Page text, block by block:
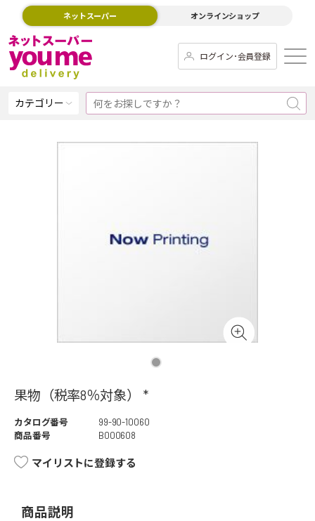
ネットスーパー オンラインショップ
ログイン･会員登録
カテゴリー
果物（税率8％対象） *
カタログ番号
99-90-10060
商品番号
B000608
マイリストに登録する
商品説明